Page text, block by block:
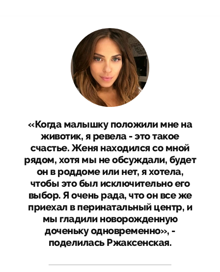
«Когда малышку положили мне на
животик, я ревела - это такое
счастье. Женя находился со мной
рядом, хотя мы не обсуждали, будет
он в роддоме или нет, я хотела,
чтобы это был исключительно его
выбор. Я очень рада, что он все же
приехал в перинатальный центр, и
мы гладили новорожденную
доченьку одновременно», -
поделилась Ржаксенская.